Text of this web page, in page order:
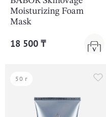
Moisturizing Foam
Mask
18 500 ₸
50 г